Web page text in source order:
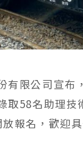
有限公司宣布
取58名助理技
報名，歡迎